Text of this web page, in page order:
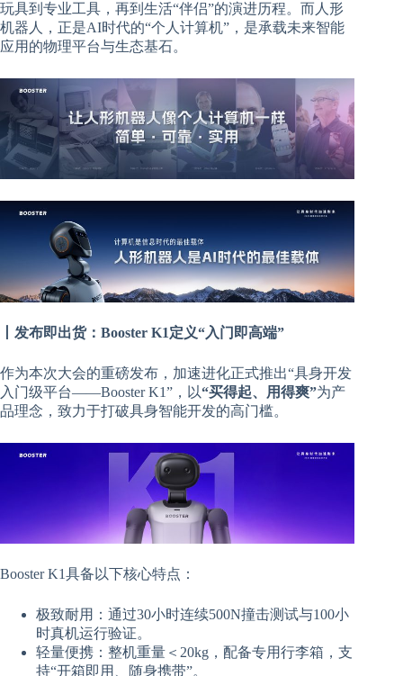
玩具到专业工具，再到生活“伴侣”的演进历程。而人形
机器人，正是AI时代的“个人计算机”，是承载未来智能
应用的物理平台与生态基石。
丨发布即出货：Booster K1定义“入门即高端”
作为本次大会的重磅发布，加速进化正式推出“具身开发
入门级平台——Booster K1”，以“买得起、用得爽”为产
品理念，致力于打破具身智能开发的高门槛。
Booster K1具备以下核心特点：
极致耐用：通过30小时连续500N撞击测试与100小
时真机运行验证。
轻量便携：整机重量＜20kg，配备专用行李箱，支
持“开箱即用、随身携带”。